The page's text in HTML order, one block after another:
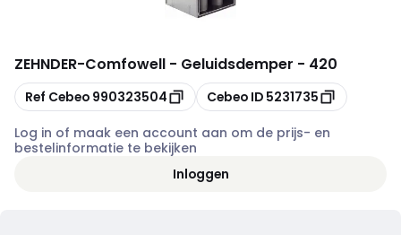
ZEHNDER-Comfowell - Geluidsdemper - 420
Kopiëren
Ref Cebeo 990323504 Kopiëren
Cebeo ID 5231735
Log in of maak een account aan om de prijs- en
bestelinformatie te bekijken
Inloggen